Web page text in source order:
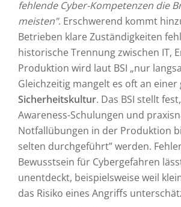
fehlende Cyber-Kompetenzen die
meisten”. Erschwerend kommt
Betrieben klare Zuständigkeiten
historische Trennung zwischen IT,
Produktion wird laut BSI „nur
Gleichzeitig mangelt es oft an einer
Sicherheitskultur. Das BSI stellt
Awareness-Schulungen und
Notfallübungen in der Produktion
selten durchgeführt” werden.
Bewusstsein für Cybergefahren
unentdeckt, beispielsweise weil
das Risiko eines Angriffs